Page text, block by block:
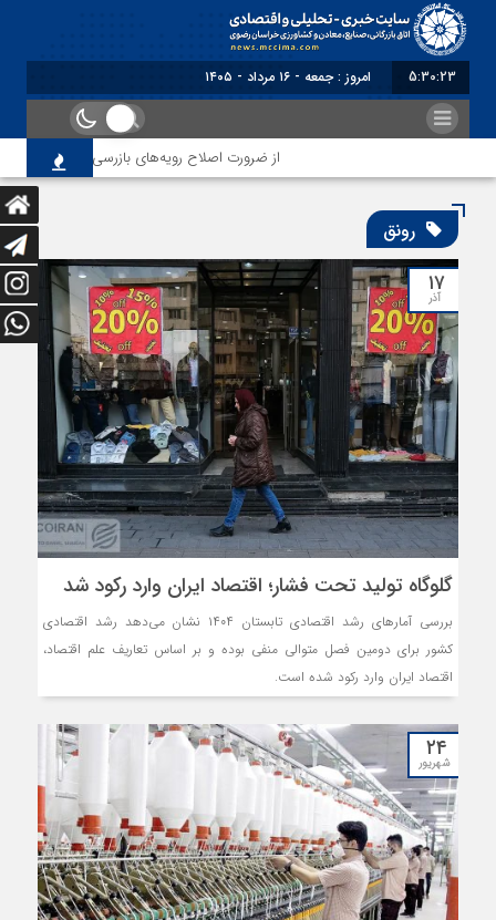
5:30:24 امروز : جمعه - ۱۶ مرداد - ۱۴۰۵
از ضرورت اصلاح رویه‌های بازرسی تا لزوم اصلاح
رونق
۱۷
آذر
گلوگاه تولید تحت فشار؛ اقتصاد ایران وارد رکود شد
بررسی آمارهای رشد اقتصادی تابستان ۱۴۰۴ نشان می‌دهد رشد اقتصادی
کشور برای دومین فصل متوالی منفی بوده و بر اساس تعاریف علم اقتصاد،
اقتصاد ایران وارد رکود شده است.
۲۴
شهریور